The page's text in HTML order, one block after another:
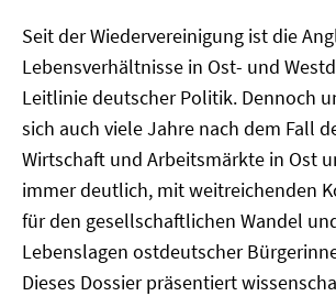
Seit der Wiedervereinigung ist die
Lebensverhältnisse in Ost- und
Leitlinie deutscher Politik. Dennoch
sich auch viele Jahre nach dem Fall
Wirtschaft und Arbeitsmärkte in Ost
immer deutlich, mit weitreichenden
für den gesellschaftlichen Wandel
Lebenslagen ostdeutscher
Dieses Dossier präsentiert